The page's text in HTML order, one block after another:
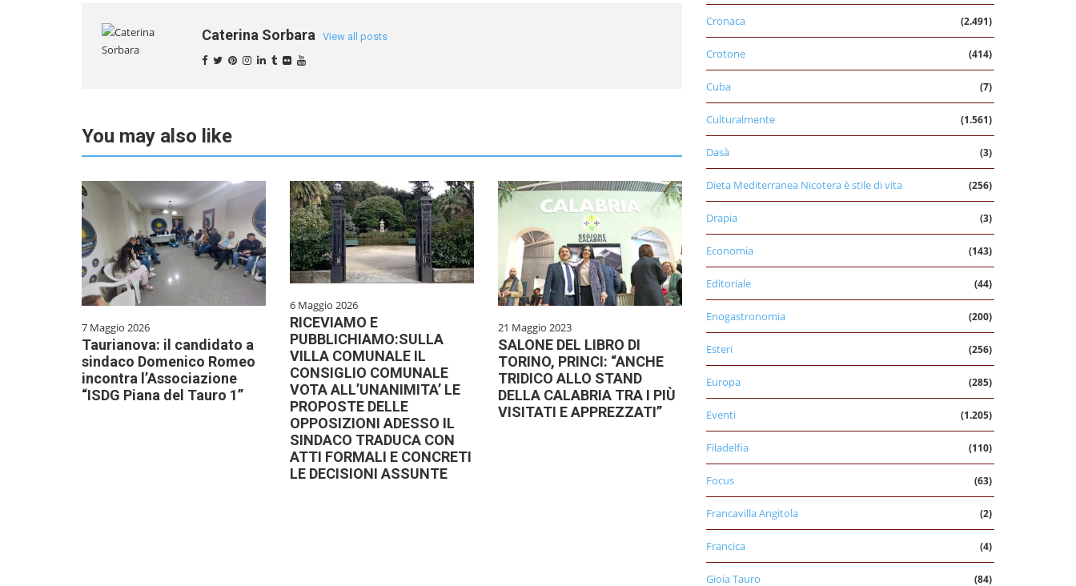
Caterina Sorbara View all posts
You may also like
7 Maggio 2026
Taurianova: il candidato a
sindaco Domenico Romeo
incontra l’Associazione
“ISDG Piana del Tauro 1”
6 Maggio 2026
RICEVIAMO E
PUBBLICHIAMO:SULLA
VILLA COMUNALE IL
CONSIGLIO COMUNALE
VOTA ALL’UNANIMITA’ LE
PROPOSTE DELLE
OPPOSIZIONI ADESSO IL
SINDACO TRADUCA CON
ATTI FORMALI E CONCRETI
LE DECISIONI ASSUNTE
21 Maggio 2023
SALONE DEL LIBRO DI
TORINO, PRINCI: “ANCHE
TRIDICO ALLO STAND
DELLA CALABRIA TRA I PIÙ
VISITATI E APPREZZATI”
Cronaca (2.491)
Crotone (414)
Cuba (7)
Culturalmente (1.561)
Dasà (3)
Dieta Mediterranea Nicotera è stile di vita (256)
Drapia (3)
Economia (143)
Editoriale (44)
Enogastronomia (200)
Esteri (256)
Europa (285)
Eventi (1.205)
Filadelfia (110)
Focus (63)
Francavilla Angitola (2)
Francica (4)
Gioia Tauro (84)